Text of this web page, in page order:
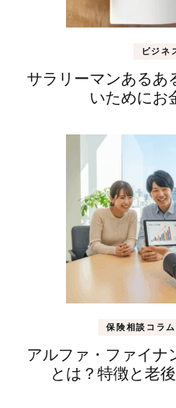
ビジネ
サラリーマンあるあ
いためにお
保険相談コラ
アルファ・ファイナ
とは？特徴と老